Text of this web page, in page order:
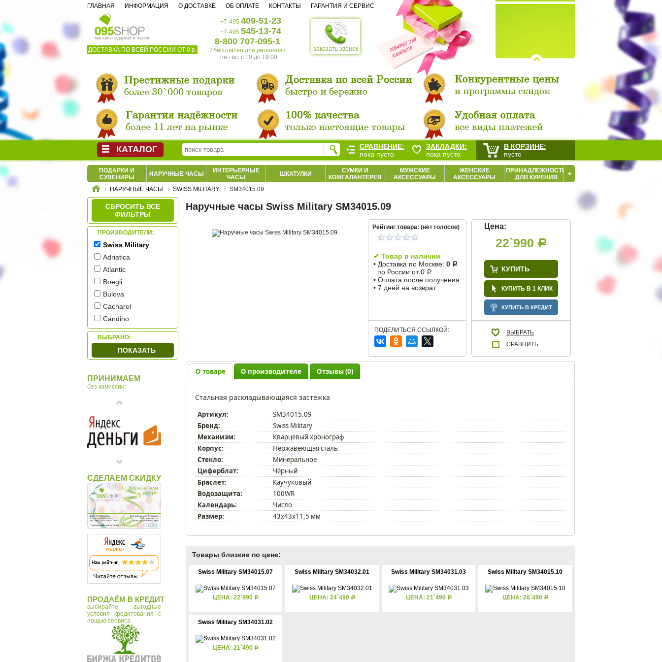
магазин подарков и часов
ДОСТАВКА ПО ВСЕЙ РОССИИ ОТ 0 р. заказать звонок
+7-495 409-51-23
+7-495 545-13-74
8-800 707-095-1
/ бесплатно для регионов /
пн.- вс. c 10 до 19.00
ГЛАВНАЯ ИНФОРМАЦИЯ О ДОСТАВКЕ ОБ ОПЛАТЕ КОНТАКТЫ ГАРАНТИЯ И СЕРВИС
ПОДАРКИ И
СУВЕНИРЫ
НАРУЧНЫЕ ЧАСЫ
ИНТЕРЬЕРНЫЕ
ЧАСЫ
ШКАТУЛКИ
СУМКИ И
КОЖГАЛАНТЕРЕЯ
МУЖСКИЕ
АКСЕССУАРЫ
ЖЕНСКИЕ
АКСЕССУАРЫ
ПРИНАДЛЕЖНОСТИ
ДЛЯ КУРЕНИЯ
+
НАРУЧНЫЕ ЧАСЫ SWISS MILITARY SM34015.09
СБРОСИТЬ ВСЕ
ФИЛЬТРЫ
ПРОИЗВОДИТЕЛИ:
Swiss Military
Adriatica
Atlantic
Boegli
Bulova
Cacharel
Candino
Casio
Citizen
HAAS & Cie
Q&Q
Skagen
Timex
ВЫБРАНО:
ПОКАЗАТЬ
ПРИНИМАЕМ
без комиссии:
СДЕЛАЕМ СКИДКУ
ПРОДАЁМ В КРЕДИТ
выбирайте выгодные
условия кредитования с
пощью сервиса
Наручные часы Swiss Military SM34015.09
Рейтинг товара: (нет голосов)
✔ Товар в наличии
• Доставка по Москве: 0 Р
по России от 0 Р
• Оплата после получения
• 7 дней на возврат
ПОДЕЛИТЬСЯ ССЫЛКОЙ:
Цена:
22`990 Р
КУПИТЬ
КУПИТЬ В 1 КЛИК
КУПИТЬ В КРЕДИТ
ВЫБРАТЬ
СРАВНИТЬ
О товаре О производителе Отзывы (0)
Стальная раскладывающаяся застежка
Артикул:
SM34015.09
Бренд:
Swiss Military
Механизм:
Кварцевый хронограф
Корпус:
Нержавеющая сталь
Стекло:
Минеральное
Циферблат:
Чёрный
Браслет:
Каучуковый
Водозащита:
100WR
Календарь:
Число
Размер:
43х43х11,5 мм
Товары близкие по цене:
Swiss Military SM34015.07
ЦЕНА: 22`990 Р
Swiss Military SM34032.01
ЦЕНА: 24`490 Р
Swiss Military SM34031.03
ЦЕНА: 21`490 Р
Swiss Military SM34015.10
ЦЕНА: 26`490 Р
Swiss Military SM34031.02
ЦЕНА: 21`490 Р
КАТАЛОГ
СРАВНЕНИЕ:
пока пусто
ЗАКЛАДКИ:
пока пусто
В КОРЗИНЕ:
пусто